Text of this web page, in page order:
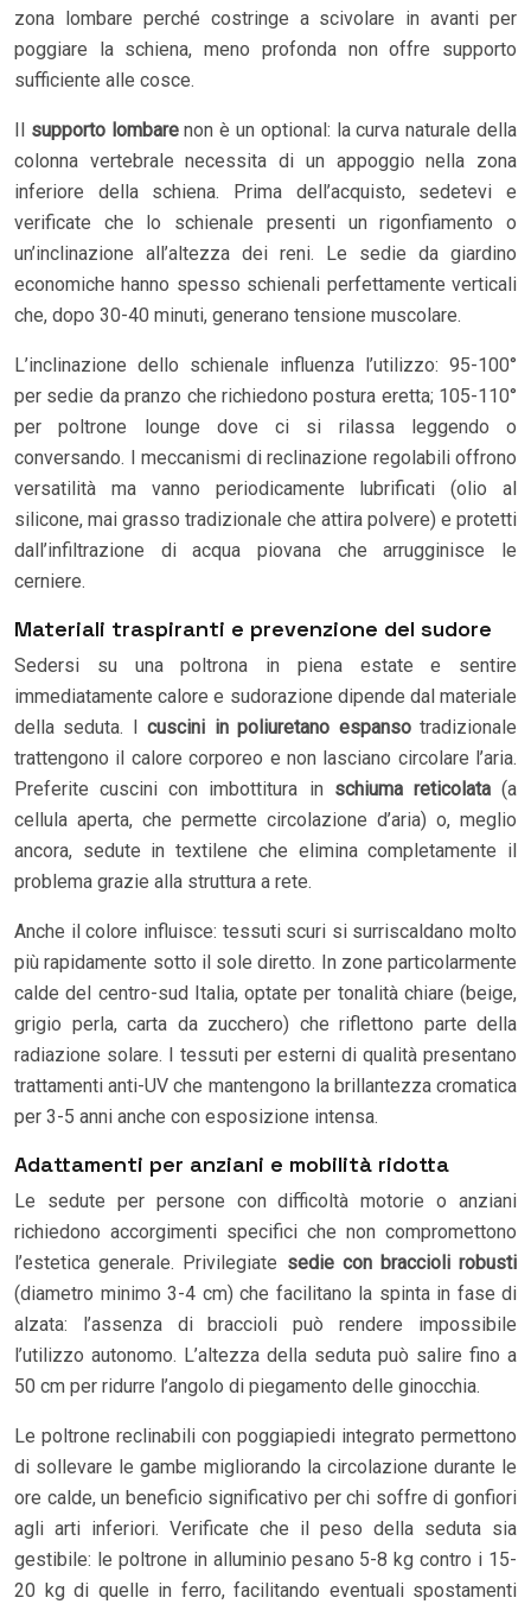
zona lombare perché costringe a scivolare in avanti per
poggiare la schiena, meno profonda non offre supporto
sufficiente alle cosce.
Il supporto lombarenon è un optional: la curva naturale della
colonna vertebrale necessita di un appoggio nella zona
inferiore della schiena. Prima dell’acquisto, sedetevi e
verificate che lo schienale presenti un rigonfiamento o
un’inclinazione all’altezza dei reni. Le sedie da giardino
economiche hanno spesso schienali perfettamente verticali
che, dopo 30-40 minuti, generano tensione muscolare.
L’inclinazione dello schienale influenza l’utilizzo: 95-100°
per sedie da pranzo che richiedono postura eretta; 105-110°
per poltrone lounge dove ci si rilassa leggendo o
conversando. I meccanismi di reclinazione regolabili offrono
versatilità ma vanno periodicamente lubrificati (olio al
silicone, mai grasso tradizionale che attira polvere) e protetti
dall’infiltrazione di acqua piovana che arrugginisce le
cerniere.
Materiali traspiranti e prevenzione del sudore
Sedersi su una poltrona in piena estate e sentire
immediatamente calore e sudorazione dipende dal materiale
della seduta. Icuscini in poliuretano espansotradizionale
trattengono il calore corporeo e non lasciano circolare l’aria.
Preferite cuscini con imbottitura in schiuma reticolata(a
cellula aperta, che permette circolazione d’aria) o, meglio
ancora, sedute in textilene che elimina completamente il
problema grazie alla struttura a rete.
Anche il colore influisce: tessuti scuri si surriscaldano molto
più rapidamente sotto il sole diretto. In zone particolarmente
calde del centro-sud Italia, optate per tonalità chiare (beige,
grigio perla, carta da zucchero) che riflettono parte della
radiazione solare. I tessuti per esterni di qualità presentano
trattamenti anti-UV che mantengono la brillantezza cromatica
per 3-5 anni anche con esposizione intensa.
Adattamenti per anziani e mobilità ridotta
Le sedute per persone con difficoltà motorie o anziani
richiedono accorgimenti specifici che non compromettono
l’estetica generale. Privilegiate sedie con braccioli robusti
(diametro minimo 3-4 cm) che facilitano la spinta in fase di
alzata: l’assenza di braccioli può rendere impossibile
l’utilizzo autonomo. L’altezza della seduta può salire fino a
50 cm per ridurre l’angolo di piegamento delle ginocchia.
Le poltrone reclinabili con poggiapiedi integrato permettono
di sollevare le gambe migliorando la circolazione durante le
ore calde, un beneficio significativo per chi soffre di gonfiori
agli arti inferiori. Verificate che il peso della seduta sia
gestibile: le poltrone in alluminio pesano 5-8 kg contro i 15-
20 kg di quelle in ferro, facilitando eventuali spostamenti